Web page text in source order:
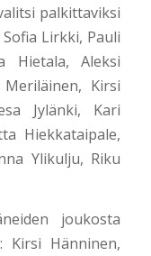
palkittaviksi
Lirkki, Pauli
Hietala, Aleksi
Kirsi
Jylänki, Kari
Hiekkataipale,
Ylikulju, Riku
joukosta
Kirsi Hänninen,